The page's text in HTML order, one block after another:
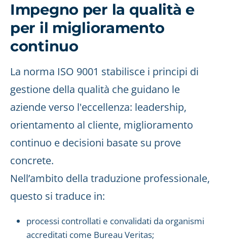
Impegno per la qualità e
per il miglioramento
continuo
La norma ISO 9001 stabilisce i principi di
gestione della qualità che guidano le
aziende verso l'eccellenza: leadership,
orientamento al cliente, miglioramento
continuo e decisioni basate su prove
concrete.
Nell’ambito della traduzione professionale,
questo si traduce in:
processi controllati e convalidati da organismi
accreditati come Bureau Veritas;